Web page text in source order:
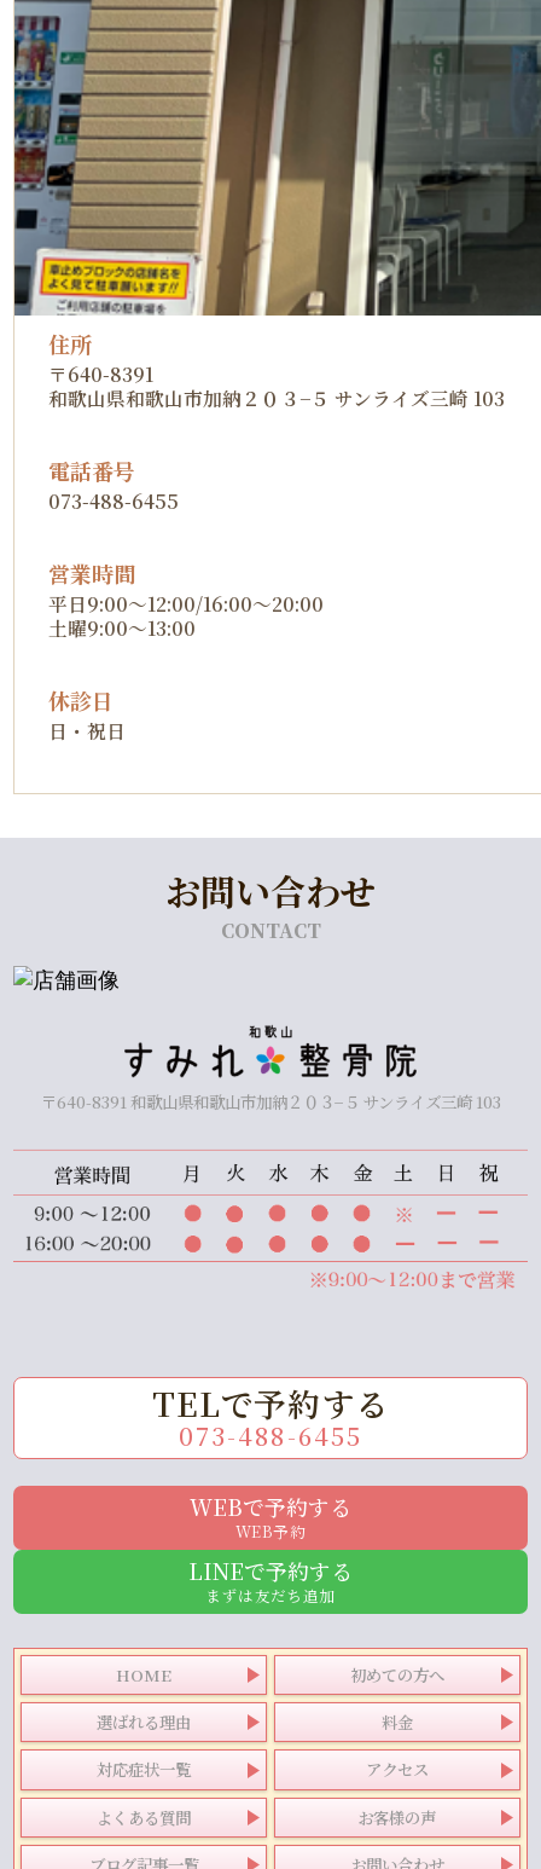
住所
〒640-8391
和歌山県和歌山市加納２０３−５ サンライズ三崎 103
電話番号
073-488-6455
営業時間
平日9:00～12:00/16:00～20:00
土曜9:00～13:00
休診日
日・祝日
お問い合わせ
CONTACT
〒640-8391 和歌山県和歌山市加納２０３−５ サンライズ三崎 103
TELで予約する
073-488-6455
WEBで予約する
WEB予約
LINEで予約する
まずは友だち追加
HOME 初めての方へ
選ばれる理由 料金
対応症状一覧 アクセス
よくある質問 お客様の声